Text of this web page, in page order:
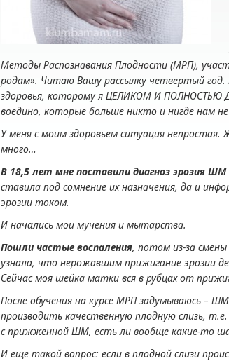
Методы Распознавания Плодности (МРП),
родам». Читаю Вашу рассылку четвертый год.
здоровья, которому я ЦЕЛИКОМ И ПОЛНОСТЬЮ
воедино, которые больше никто и нигде нам
У меня с моим здоровьем ситуация
много…
В 18,5 лет мне поставили диагноз эрозия ШМ
ставила под сомнение их назначения, да и
эрозии током.
И начались мои мучения и мытарства.
Пошли частые воспаления, потом из-за
узнала, что нерожавшим прижигание эрозии
Сейчас моя шейка матки вся в рубцах от
После обучения на курсе МРП задумываюсь –
производить качественную плодную слизь,
с прижженной ШМ, есть ли вообще какие-то
И еще такой вопрос: если в плодной слизи